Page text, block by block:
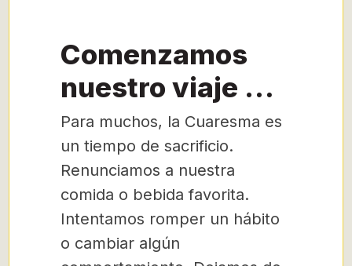
Comenzamos
nuestro viaje …
Para muchos, la Cuaresma es
un tiempo de sacrificio.
Renunciamos a nuestra
comida o bebida favorita.
Intentamos romper un hábito
o cambiar algún